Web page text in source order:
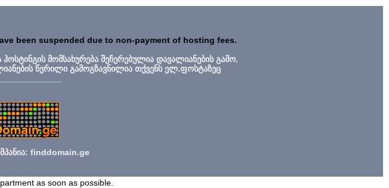
been suspended due to non-payment of hosting fees.
მომსახურება შეჩერებულია დავალიანების გამო.
წერილი გამოგზავნილია თქვენს ელ.ფოსტაზეც
finddomain.ge
as soon as possible.